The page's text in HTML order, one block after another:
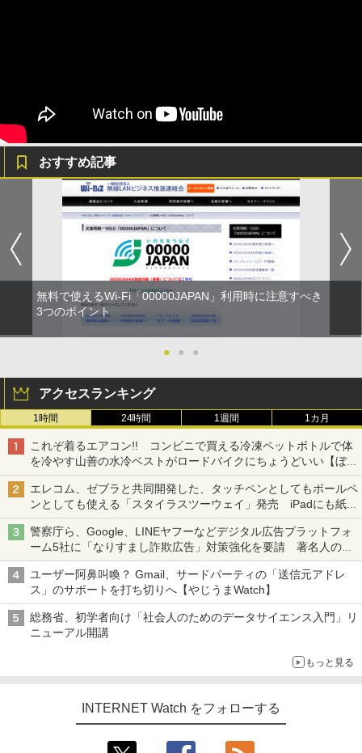
おすすめ記事
無料で使えるWi-Fi「00000JAPAN」利用時に注意すべき
3つのポイント
● ● ●
アクセスランキング
1時間 24時間 1週間 1カ月
これぞ着るエアコン!! コンビニで買える冷凍ペットボトルで体
を冷やす山善の水冷ベストがロードバイクにちょうどいい【ぼっ
ち・ざ・ろーど！その14】【空いた時間でなにしてる？】
エレコム、ゼブラと共同開発した、タッチペンとしてもボールペ
ンとしても使える「スタイラスツーウェイ」発売 iPadにも紙に
も、持ち替えずに書き込める
警察庁ら、Google、LINEヤフーなどデジタル広告プラットフォ
ーム5社に「なりすまし詐欺広告」対策強化を要請 著名人の写
真や映像を使った投資詐欺などへの対策として
ユーザー阿鼻叫喚？ Gmail、サードパーティの「送信元アドレ
ス」のサポートを打ち切りへ【やじうまWatch】
総務省、初学者向け「社会人のためのデータサイエンス入門」リ
ニューアル開講
もっと見る
INTERNET Watch をフォローする